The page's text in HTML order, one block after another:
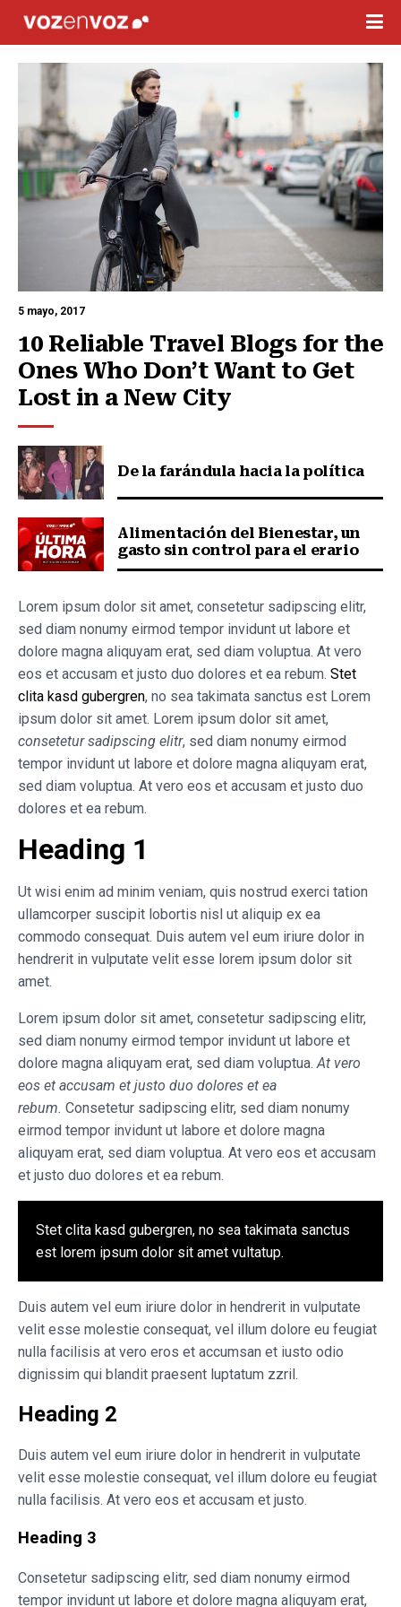
5 mayo, 2017
10 Reliable Travel Blogs for the
Ones Who Don’t Want to Get
Lost in a New City
De la farándula hacia la política
Alimentación del Bienestar, un
gasto sin control para el erario
Lorem ipsum dolor sit amet, consetetur sadipscing elitr,
sed diam nonumy eirmod tempor invidunt ut labore et
dolore magna aliquyam erat, sed diam voluptua. At vero
eos et accusam et justo duo dolores et ea rebum. Stet
clita kasd gubergren, no sea takimata sanctus est Lorem
ipsum dolor sit amet. Lorem ipsum dolor sit amet,
consetetur sadipscing elitr, sed diam nonumy eirmod
tempor invidunt ut labore et dolore magna aliquyam erat,
sed diam voluptua. At vero eos et accusam et justo duo
dolores et ea rebum.
Heading 1
Ut wisi enim ad minim veniam, quis nostrud exerci tation
ullamcorper suscipit lobortis nisl ut aliquip ex ea
commodo consequat. Duis autem vel eum iriure dolor in
hendrerit in vulputate velit esse lorem ipsum dolor sit
amet.
Lorem ipsum dolor sit amet, consetetur sadipscing elitr,
sed diam nonumy eirmod tempor invidunt ut labore et
dolore magna aliquyam erat, sed diam voluptua.At vero
eos et accusam et justo duo dolores et ea
rebum. Consetetur sadipscing elitr, sed diam nonumy
eirmod tempor invidunt ut labore et dolore magna
aliquyam erat, sed diam voluptua. At vero eos et accusam
et justo duo dolores et ea rebum.
Stet clita kasd gubergren, no sea takimata sanctus
est lorem ipsum dolor sit amet vultatup.
Duis autem vel eum iriure dolor in hendrerit in vulputate
velit esse molestie consequat, vel illum dolore eu feugiat
nulla facilisis at vero eros et accumsan et iusto odio
dignissim qui blandit praesent luptatum zzril.
Heading 2
Duis autem vel eum iriure dolor in hendrerit in vulputate
velit esse molestie consequat, vel illum dolore eu feugiat
nulla facilisis. At vero eos et accusam et justo.
Heading 3
Consetetur sadipscing elitr, sed diam nonumy eirmod
tempor invidunt ut labore et dolore magna aliquyam erat,